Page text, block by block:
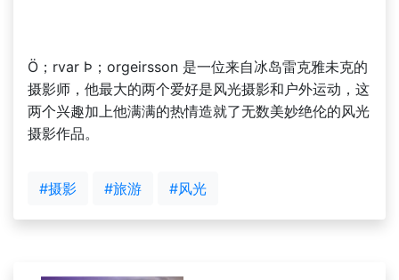
Ö；rvar Þ；orgeirsson 是一位来自冰岛雷克雅未克的
摄影师，他最大的两个爱好是风光摄影和户外运动，这
两个兴趣加上他满满的热情造就了无数美妙绝伦的风光
摄影作品。
#摄影 #旅游 #风光